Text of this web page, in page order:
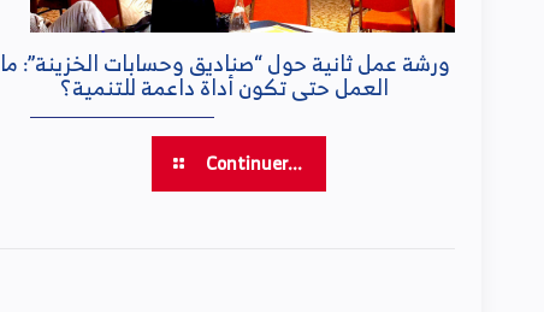
ورشة عمل ثانية حول “صناديق وحسابات الخزينة”: ما
العمل حتى تكون أداة داعمة للتنمية؟
Continuer...